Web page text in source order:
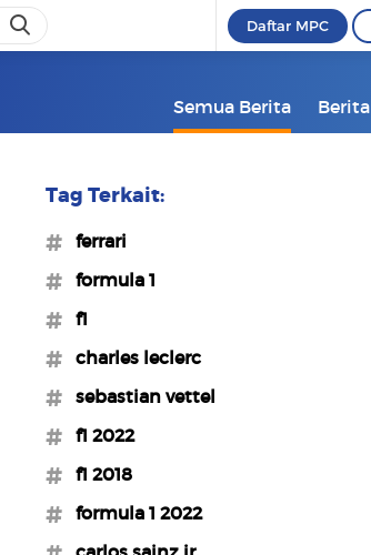
Daftar MPC
Semua Berita Berita
Tag Terkait:
#ferrari
#formula 1
#f1
#charles leclerc
#sebastian vettel
#f1 2022
#f1 2018
#formula 1 2022